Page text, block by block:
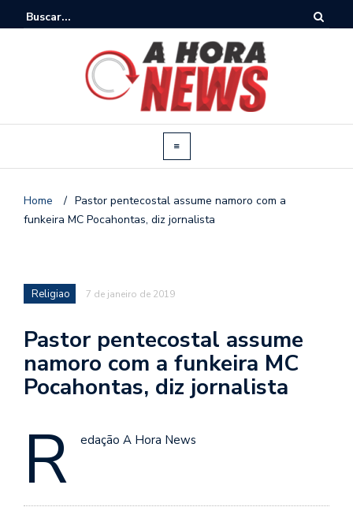
Home / Pastor pentecostal assume namoro com a
funkeira MC Pocahontas, diz jornalista
Religiao 7 de janeiro de 2019
Pastor pentecostal assume
namoro com a funkeira MC
Pocahontas, diz jornalista
R edação A Hora News